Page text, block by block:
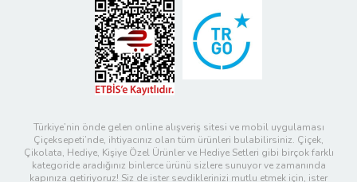
Türkiye’nin önde gelen online alışveriş sitesi ve mobil uygulaması
Çiçeksepeti’nde, ihtiyacınız olan tüm ürünleri bulabilirsiniz. Çiçek,
Çikolata, Hediye, Kişiye Özel Ürünler ve Hediye Setleri gibi birçok farklı
kategoride aradığınız binlerce ürünü sizlere sunuyor ve zamanında
kapınıza getiriyoruz! Siz de ister sevdiklerinizi mutlu etmek için, ister